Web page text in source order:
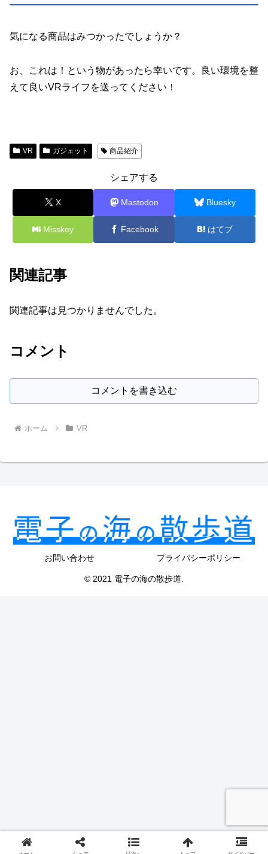
気になる商品はみつかったでしょうか？
お、これは！という物があったら幸いです。良い環境を整
えて良いVRライフを送ってください！
VR ガジェット 商品紹介
シェアする
X Mastodon Bluesky
Misskey Facebook はてブ
関連記事
関連記事は見つかりませんでした。
コメント
コメントを書き込む
ホーム VR
お問い合わせ プライバシーポリシー
© 2021 電子の海の散歩道.